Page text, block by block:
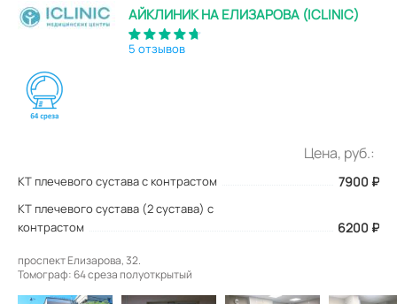
АЙКЛИНИК НА ЕЛИЗАРОВА (ICLINIC)
5 отзывов
Цена, руб.:
КТ плечевого сустава с контрастом 7900 ₽
КТ плечевого сустава (2 сустава) с
контрастом
6200 ₽
проспект Елизарова, 32.
Томограф: 64 среза полуоткрытый